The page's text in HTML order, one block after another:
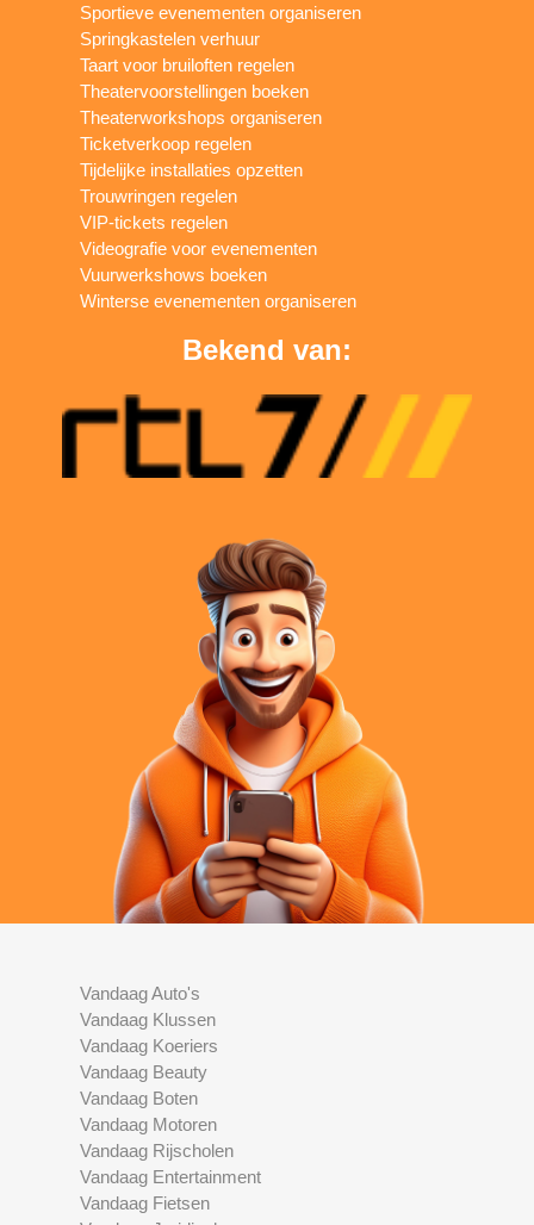
Sportieve evenementen organiseren
Springkastelen verhuur
Taart voor bruiloften regelen
Theatervoorstellingen boeken
Theaterworkshops organiseren
Ticketverkoop regelen
Tijdelijke installaties opzetten
Trouwringen regelen
VIP-tickets regelen
Videografie voor evenementen
Vuurwerkshows boeken
Winterse evenementen organiseren
Bekend van:
Vandaag Auto's
Vandaag Klussen
Vandaag Koeriers
Vandaag Beauty
Vandaag Boten
Vandaag Motoren
Vandaag Rijscholen
Vandaag Entertainment
Vandaag Fietsen